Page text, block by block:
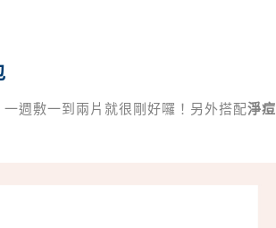
週敷一到兩片就很剛好囉！另外搭配淨痘